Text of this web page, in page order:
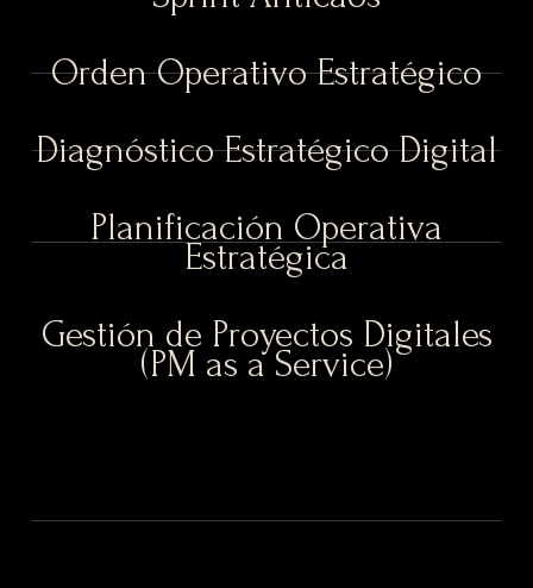
Orden Operativo Estratégico
Diagnóstico Estratégico Digital
Planificación Operativa
Estratégica
Gestión de Proyectos Digitales
(PM as a Service)